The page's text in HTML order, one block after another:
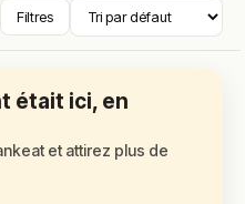
Filtres
était ici, en
et attirez plus de